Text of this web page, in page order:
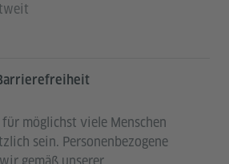
möglichst viele Menschen
sein. Personenbezogene